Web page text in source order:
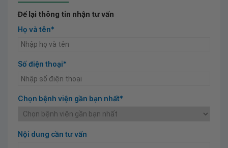
Để lại thông tin nhận tư vấn
Họ và tên*
Số điện thoại*
Chọn bệnh viện gần bạn nhất*
Nội dung cần tư vấn